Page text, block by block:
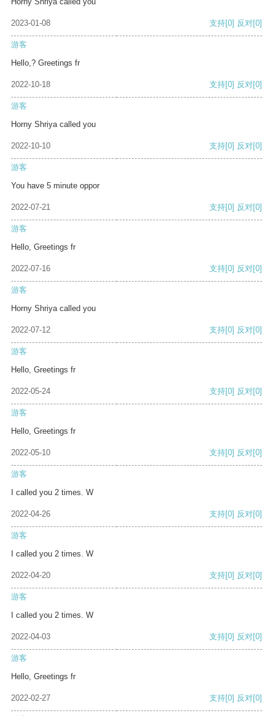
2023-01-08 支持[0] 反对[0]
游客
Hello,? Greetings fr
2022-10-18 支持[0] 反对[0]
游客
Horny Shriya called you
2022-10-10 支持[0] 反对[0]
游客
You have 5 minute oppor
2022-07-21 支持[0] 反对[0]
游客
Hello, Greetings fr
2022-07-16 支持[0] 反对[0]
游客
Horny Shriya called you
2022-07-12 支持[0] 反对[0]
游客
Hello, Greetings fr
2022-05-24 支持[0] 反对[0]
游客
Hello, Greetings fr
2022-05-10 支持[0] 反对[0]
游客
I called you 2 times. W
2022-04-26 支持[0] 反对[0]
游客
I called you 2 times. W
2022-04-20 支持[0] 反对[0]
游客
I called you 2 times. W
2022-04-03 支持[0] 反对[0]
游客
Hello, Greetings fr
2022-02-27 支持[0] 反对[0]